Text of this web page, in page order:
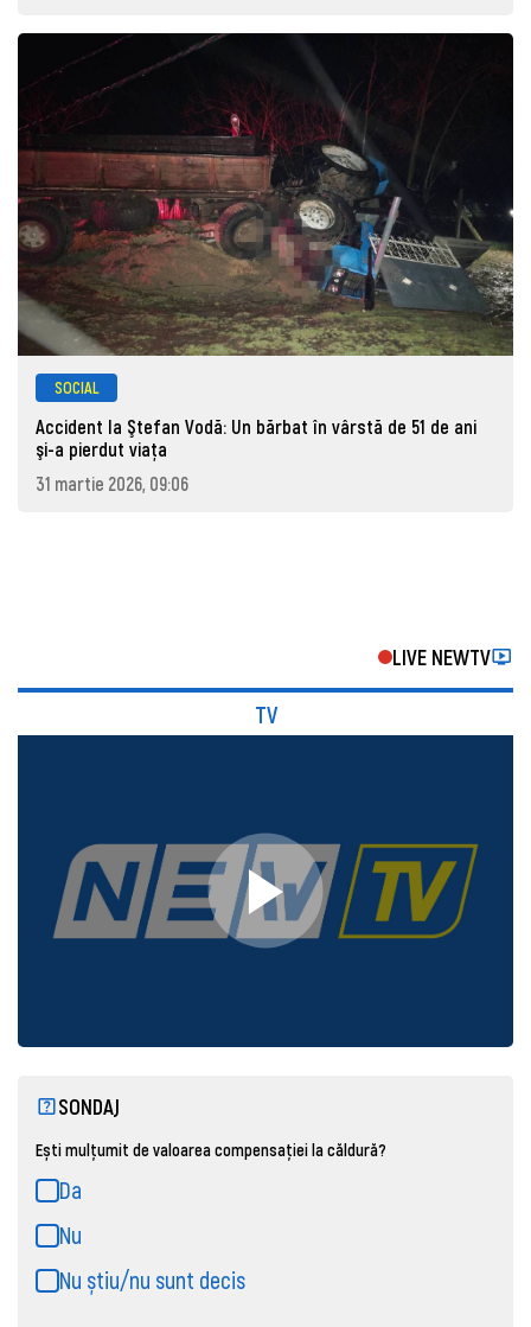
SOCIAL
Accident la Ştefan Vodă: Un bărbat în vârstă de 51 de ani
şi-a pierdut viaţa
31 martie 2026, 09:06
LIVE NEWTV
TV
SONDAJ
Ești mulțumit de valoarea compensației la căldură?
Da
Nu
Nu știu/nu sunt decis